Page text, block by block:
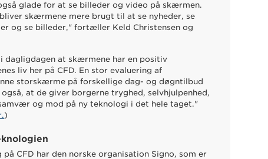
glade for at se billeder og video på skærmen.
skærmene mere brugt til at se nyheder, se
og se billeder," fortæller Keld Christensen og
dagligdagen at skærmene har en positiv
liv her på CFD. En stor evaluering af
storskærme på forskellige dag- og døgntilbud
at de giver borgerne tryghed, selvhjulpenhed,
og mod på ny teknologi i det hele taget."
)
CFD har den norske organisation Signo, som er